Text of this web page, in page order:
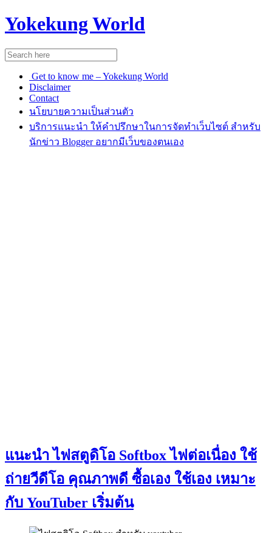
Yokekung World
Get to know me – Yokekung World
Disclaimer
Contact
นโยบายความเป็นส่วนตัว
บริการแนะนำ ให้คำปรึกษาในการจัดทำเว็บไซต์ สำหรับ
นักข่าว Blogger อยากมีเว็บของตนเอง
แนะนำ ไฟสตูดิโอ Softbox ไฟต่อเนื่อง ใช้
ถ่ายวีดีโอ คุณภาพดี ซื้อเอง ใช้เอง เหมาะ
กับ YouTuber เริ่มต้น